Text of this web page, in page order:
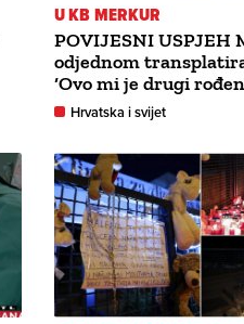
U KB MERKUR
POVIJESNI USPJEH
odjednom
‘Ovo mi je drugi
Hrvatska i svijet